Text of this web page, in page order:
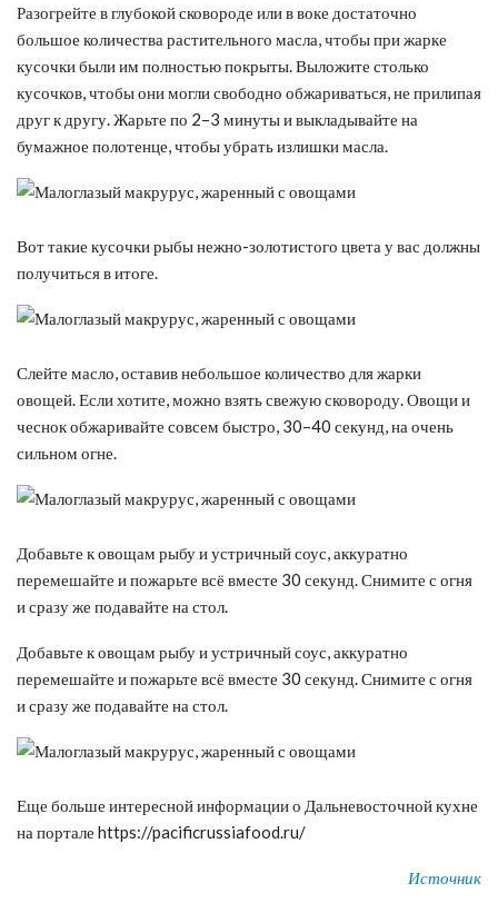
Разогрейте в глубокой сковороде или в воке достаточно
большое количества растительного масла, чтобы при жарке
кусочки были им полностью покрыты. Выложите столько
кусочков, чтобы они могли свободно обжариваться, не прилипая
друг к другу. Жарьте по 2–3 минуты и выкладывайте на
бумажное полотенце, чтобы убрать излишки масла.
Вот такие кусочки рыбы нежно-золотистого цвета у вас должны
получиться в итоге.
Слейте масло, оставив небольшое количество для жарки
овощей. Если хотите, можно взять свежую сковороду. Овощи и
чеснок обжаривайте совсем быстро, 30–40 секунд, на очень
сильном огне.
Добавьте к овощам рыбу и устричный соус, аккуратно
перемешайте и пожарьте всё вместе 30 секунд. Снимите с огня
и сразу же подавайте на стол.
Добавьте к овощам рыбу и устричный соус, аккуратно
перемешайте и пожарьте всё вместе 30 секунд. Снимите с огня
и сразу же подавайте на стол.
Еще больше интересной информации о Дальневосточной кухне
на портале https://pacificrussiafood.ru/
Источник